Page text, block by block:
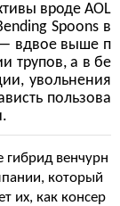
вроде AOL
Spoons в
вдвое выше п
трупов, а в бе
увольнения
пользова
гибрид венчурн
который
их, как консер